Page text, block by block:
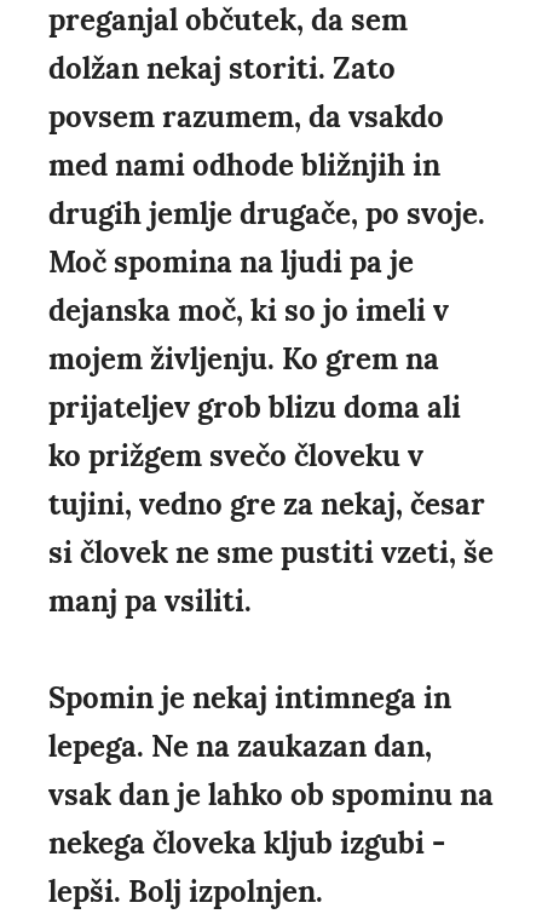
preganjal občutek, da sem
dolžan nekaj storiti. Zato
povsem razumem, da vsakdo
med nami odhode bližnjih in
drugih jemlje drugače, po svoje.
Moč spomina na ljudi pa je
dejanska moč, ki so jo imeli v
mojem življenju. Ko grem na
prijateljev grob blizu doma ali
ko prižgem svečo človeku v
tujini, vedno gre za nekaj, česar
si človek ne sme pustiti vzeti, še
manj pa vsiliti.
Spomin je nekaj intimnega in
lepega. Ne na zaukazan dan,
vsak dan je lahko ob spominu na
nekega človeka kljub izgubi -
lepši. Bolj izpolnjen.